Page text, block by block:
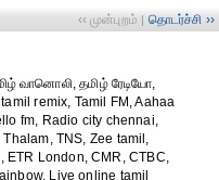
‹‹ முன்புறம் | தொடர்ச்சி ››
வானொலி, தமிழ் ரேடியோ,
remix, Tamil FM, Aahaa
fm, Radio city chennai,
TNS, Zee tamil,
ETR London, CMR, CTBC,
Live online tamil